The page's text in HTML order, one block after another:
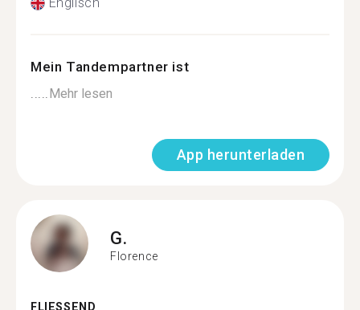
Mein Tandempartner ist
.....Mehr lesen
App herunterladen
G.
Florence
FLIESSEND